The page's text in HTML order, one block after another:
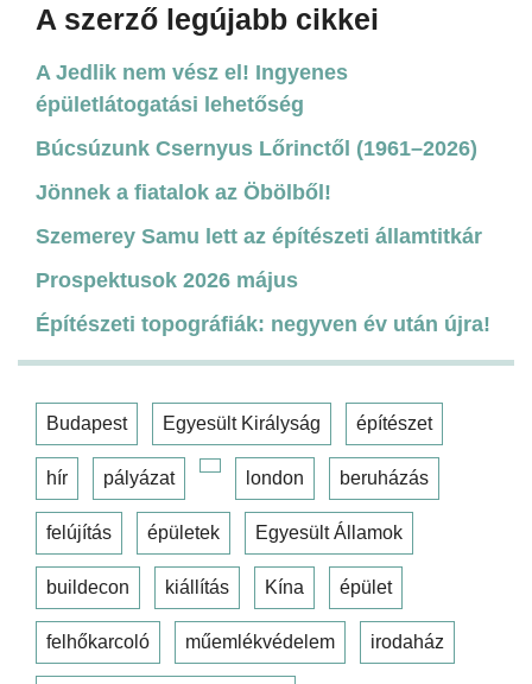
A szerző legújabb cikkei
A Jedlik nem vész el! Ingyenes
épületlátogatási lehetőség
Búcsúzunk Csernyus Lőrinctől (1961–2026)
Jönnek a fiatalok az Öbölből!
Szemerey Samu lett az építészeti államtitkár
Prospektusok 2026 május
Építészeti topográfiák: negyven év után újra!
Budapest Egyesült Királyság építészet
hír pályázat london beruházás
felújítás épületek Egyesült Államok
buildecon kiállítás Kína épület
felhőkarcoló műemlékvédelem irodaház